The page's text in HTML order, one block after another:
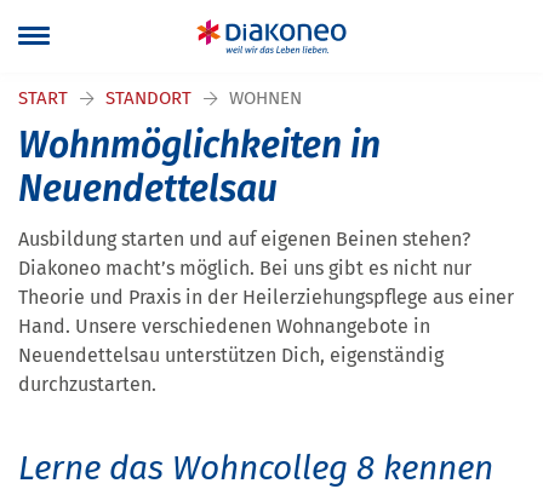
START STANDORT WOHNEN
Wohnmöglichkeiten in
Neuendettelsau
Ausbildung starten und auf eigenen Beinen stehen?
Diakoneo macht’s möglich. Bei uns gibt es nicht nur
Theorie und Praxis in der Heilerziehungspflege aus einer
Hand. Unsere verschiedenen Wohnangebote in
Neuendettelsau unterstützen Dich, eigenständig
durchzustarten.
Lerne das Wohncolleg 8 kennen